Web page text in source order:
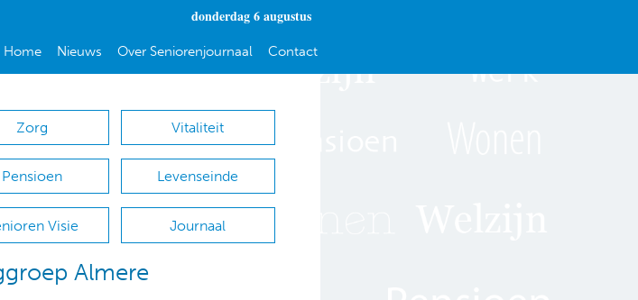
donderdag 6 augustus
Home Nieuws Over Seniorenjournaal Contact
Zorg Vitaliteit
Pensioen Levenseinde
Visie Journaal
Almere